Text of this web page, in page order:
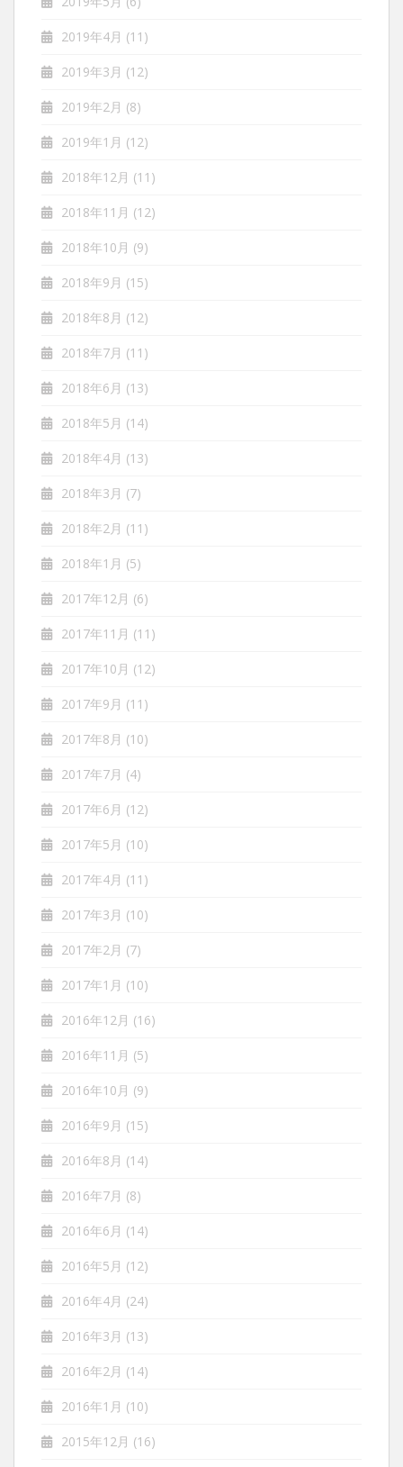
2019年4月 (11)
2019年3月 (12)
2019年2月 (8)
2019年1月 (12)
2018年12月 (11)
2018年11月 (12)
2018年10月 (9)
2018年9月 (15)
2018年8月 (12)
2018年7月 (11)
2018年6月 (13)
2018年5月 (14)
2018年4月 (13)
2018年3月 (7)
2018年2月 (11)
2018年1月 (5)
2017年12月 (6)
2017年11月 (11)
2017年10月 (12)
2017年9月 (11)
2017年8月 (10)
2017年7月 (4)
2017年6月 (12)
2017年5月 (10)
2017年4月 (11)
2017年3月 (10)
2017年2月 (7)
2017年1月 (10)
2016年12月 (16)
2016年11月 (5)
2016年10月 (9)
2016年9月 (15)
2016年8月 (14)
2016年7月 (8)
2016年6月 (14)
2016年5月 (12)
2016年4月 (24)
2016年3月 (13)
2016年2月 (14)
2016年1月 (10)
2015年12月 (16)